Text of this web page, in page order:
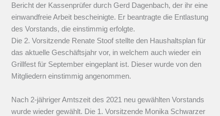
Bericht der Kassenprüfer durch Gerd Dagenbach, der ihr eine
einwandfreie Arbeit bescheinigte. Er beantragte die Entlastung
des Vorstands, die einstimmig erfolgte.
Die 2. Vorsitzende Renate Stoof stellte den Haushaltsplan für
das aktuelle Geschäftsjahr vor, in welchem auch wieder ein
Grillfest für September eingeplant ist. Dieser wurde von den
Mitgliedern einstimmig angenommen.
Nach 2-jähriger Amtszeit des 2021 neu gewählten Vorstands
wurde wieder gewählt. Die 1. Vorsitzende Monika Schwarzer